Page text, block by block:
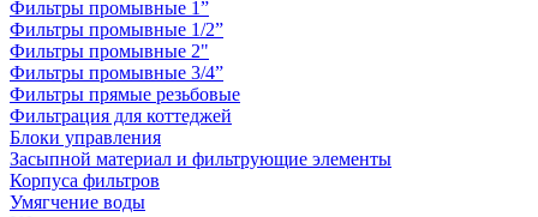
Фильтры промывные 1”
Фильтры промывные 1/2”
Фильтры промывные 2"
Фильтры промывные 3/4”
Фильтры прямые резьбовые
Фильтрация для коттеджей
Блоки управления
Засыпной материал и фильтрующие элементы
Корпуса фильтров
Умягчение воды